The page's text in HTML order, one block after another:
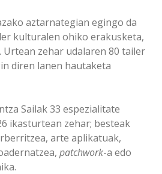
aztarnategian egingo da
kulturalen ohiko erakusketa,
Urtean zehar udalaren 80 tailer
diren lanen hautaketa
Sailak 33 espezialitate
ikasturtean zehar; besteak
arte aplikatuak,
patchwork-a edo